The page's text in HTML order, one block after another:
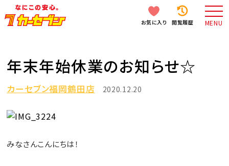
お気に入り 閲覧履歴 MENU
年末年始休業のお知らせ☆
カーセブン福岡鶴田店 2020.12.20
みなさんこんにちは！